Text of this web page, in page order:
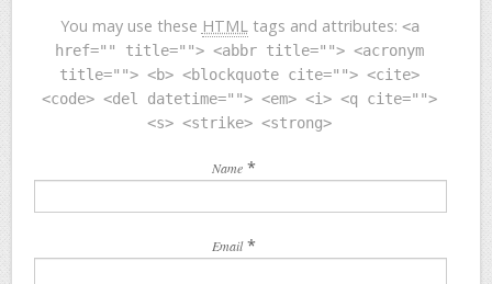
You may use these HTMLtags and attributes: <a
href="" title=""> <abbr title=""> <acronym
title=""> <b> <blockquote cite=""> <cite>
<code> <del datetime=""> <em> <i> <q cite="">
<s> <strike> <strong>
Name *
Email *